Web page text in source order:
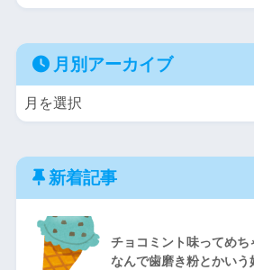
月別アーカイブ
新着記事
チョコミント味ってめ
なんで歯磨き粉とかいう